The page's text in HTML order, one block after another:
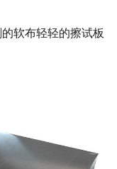
联系我们
软布轻轻的擦试板